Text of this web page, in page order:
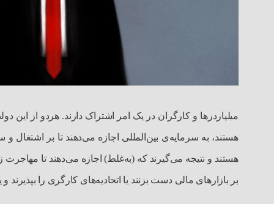
میلیاردرها و کارگران در یک امر اشتراک دارند. هردو از
هستند، به سرمایه‌ی بین‌المللی اجازه می‌دهند تا بر
هستند و نتیجه می‌گیرند که (به‌غلط) اجازه می‌دهند تا مهاجرت
بر بازارهای مالی دست بزنند یا اتحادیه‌های کارگری را